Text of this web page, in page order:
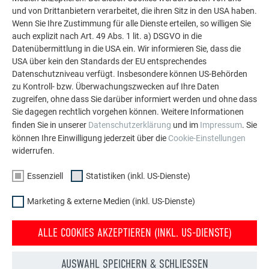
Aluminium eingesetzt werden kann. Entdecken Sie
weitere beeindruckende Projekte mit den langlebigen
PREFA Aluminiumlösungen für Dach, Solar und
Fassade.
MEHR REFERENZEN ANSEHEN
und von Drittanbietern verarbeitet, die ihren Sitz in den USA haben.
Wenn Sie Ihre Zustimmung für alle Dienste erteilen, so willigen Sie
auch explizit nach Art. 49 Abs. 1 lit. a) DSGVO in die
Datenübermittlung in die USA ein. Wir informieren Sie, dass die
USA über kein den Standards der EU entsprechendes
Datenschutzniveau verfügt. Insbesondere können US-Behörden
zu Kontroll- bzw. Überwachungszwecken auf Ihre Daten
zugreifen, ohne dass Sie darüber informiert werden und ohne dass
Sie dagegen rechtlich vorgehen können. Weitere Informationen
finden Sie in unserer Datenschutzerklärung und im Impressum. Sie
können Ihre Einwilligung jederzeit über die Cookie-Einstellungen
widerrufen.
Essenziell Statistiken (inkl. US-Dienste)
Marketing & externe Medien (inkl. US-Dienste)
ALLE COOKIES AKZEPTIEREN (INKL. US-DIENSTE)
AUSWAHL SPEICHERN & SCHLIESSEN